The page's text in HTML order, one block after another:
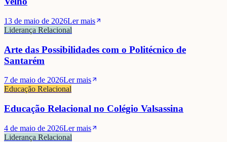
13 de maio de 2026Ler mais
Liderança Relacional
Arte das Possibilidades com o Politécnico de
Santarém
7 de maio de 2026Ler mais
Educação Relacional
Educação Relacional no Colégio Valsassina
4 de maio de 2026Ler mais
Liderança Relacional